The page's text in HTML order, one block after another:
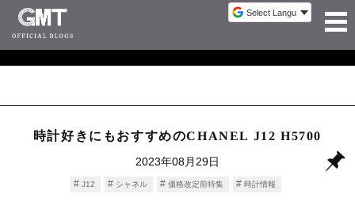
時計好きにもおすすめのCHANEL J12 H5700
2023年08月29日
J12 シャネル 価格改定前特集 時計情報